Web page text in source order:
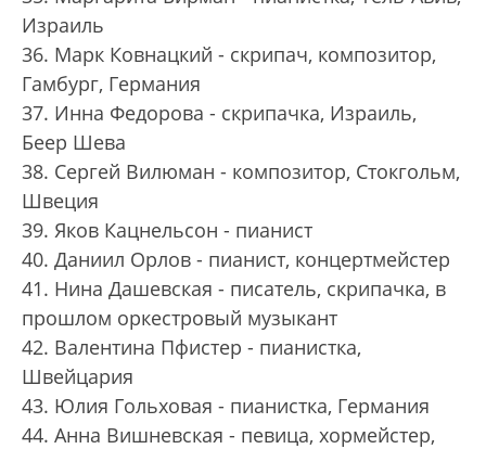
Израиль
36. Марк Ковнацкий - скрипач, композитор,
Гамбург, Германия
37. Инна Федорова - скрипачка, Израиль,
Беер Шева
38. Сергей Вилюман - композитор, Стокгольм,
Швеция
39. Яков Кацнельсон - пианист
40. Даниил Орлов - пианист, концертмейстер
41. Нина Дашевская - писатель, скрипачка, в
прошлом оркестровый музыкант
42. Валентина Пфистер - пианистка,
Швейцария
43. Юлия Гольховая - пианистка, Германия
44. Анна Вишневская - певица, хормейстер,